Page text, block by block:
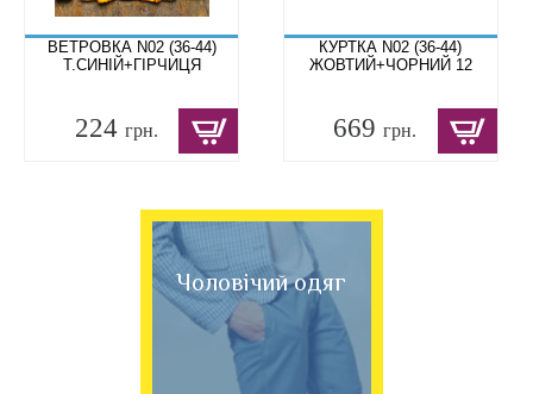
ВЕТРОВКА N02 (36-44)
Т.СИНІЙ+ГІРЧИЦЯ
224 грн.
КУРТКА N02 (36-44)
ЖОВТИЙ+ЧОРНИЙ 12
669грн.
Чоловічий одяг